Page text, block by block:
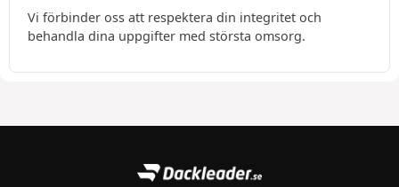
Vi förbinder oss att respektera din integritet och
behandla dina uppgifter med största omsorg.